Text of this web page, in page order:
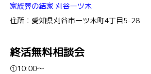
家族葬の結家 刈谷一ツ木
住所：愛知県刈谷市一ツ木町4丁目5-28
終活無料相談会
①10:00～